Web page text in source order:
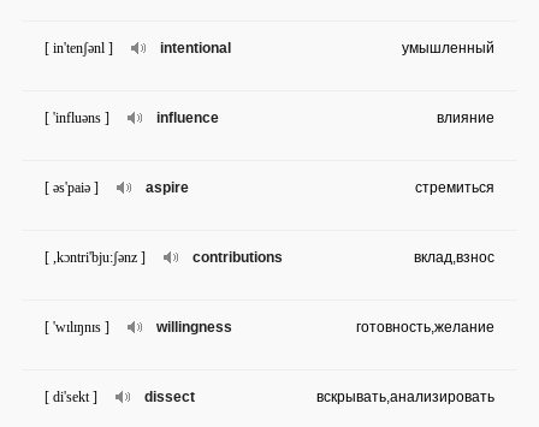
intentional
[ in'tenʃənl ] умышленный
influence
[ 'influəns ] влияние
aspire
[ əs'paiə ] стремиться
contributions
[ ,kɔntri'bju:ʃənz ] вклад,взнос
willingness
[ 'wɪlɪŋnɪs ] готовность,желание
dissect
[ di'sekt ] вскрывать,анализировать